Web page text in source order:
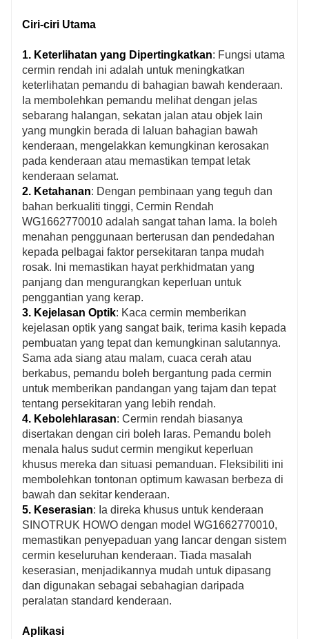
Ciri-ciri Utama
1. Keterlihatan yang Dipertingkatkan: Fungsi utama
cermin rendah ini adalah untuk meningkatkan
keterlihatan pemandu di bahagian bawah kenderaan.
Ia membolehkan pemandu melihat dengan jelas
sebarang halangan, sekatan jalan atau objek lain
yang mungkin berada di laluan bahagian bawah
kenderaan, mengelakkan kemungkinan kerosakan
pada kenderaan atau memastikan tempat letak
kenderaan selamat.
2. Ketahanan: Dengan pembinaan yang teguh dan
bahan berkualiti tinggi, Cermin Rendah
WG1662770010 adalah sangat tahan lama. Ia boleh
menahan penggunaan berterusan dan pendedahan
kepada pelbagai faktor persekitaran tanpa mudah
rosak. Ini memastikan hayat perkhidmatan yang
panjang dan mengurangkan keperluan untuk
penggantian yang kerap.
3. Kejelasan Optik: Kaca cermin memberikan
kejelasan optik yang sangat baik, terima kasih kepada
pembuatan yang tepat dan kemungkinan salutannya.
Sama ada siang atau malam, cuaca cerah atau
berkabus, pemandu boleh bergantung pada cermin
untuk memberikan pandangan yang tajam dan tepat
tentang persekitaran yang lebih rendah.
4. Kebolehlarasan: Cermin rendah biasanya
disertakan dengan ciri boleh laras. Pemandu boleh
menala halus sudut cermin mengikut keperluan
khusus mereka dan situasi pemanduan. Fleksibiliti ini
membolehkan tontonan optimum kawasan berbeza di
bawah dan sekitar kenderaan.
5. Keserasian: Ia direka khusus untuk kenderaan
SINOTRUK HOWO dengan model WG1662770010,
memastikan penyepaduan yang lancar dengan sistem
cermin keseluruhan kenderaan. Tiada masalah
keserasian, menjadikannya mudah untuk dipasang
dan digunakan sebagai sebahagian daripada
peralatan standard kenderaan.
Aplikasi